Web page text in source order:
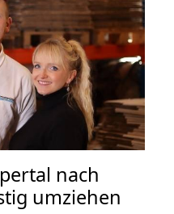
nach
umziehen